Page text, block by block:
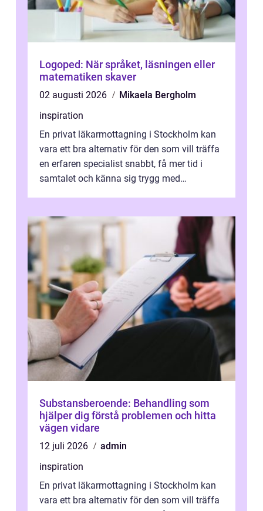
Logoped: När språket, läsningen eller
matematiken skaver
02 augusti 2026
Mikaela Bergholm
inspiration
En privat läkarmottagning i Stockholm kan
vara ett bra alternativ för den som vill träffa
en erfaren specialist snabbt, få mer tid i
samtalet och känna sig trygg med
Substansberoende: Behandling som
hjälper dig förstå problemen och hitta
vägen vidare
12 juli 2026
admin
inspiration
En privat läkarmottagning i Stockholm kan
vara ett bra alternativ för den som vill träffa